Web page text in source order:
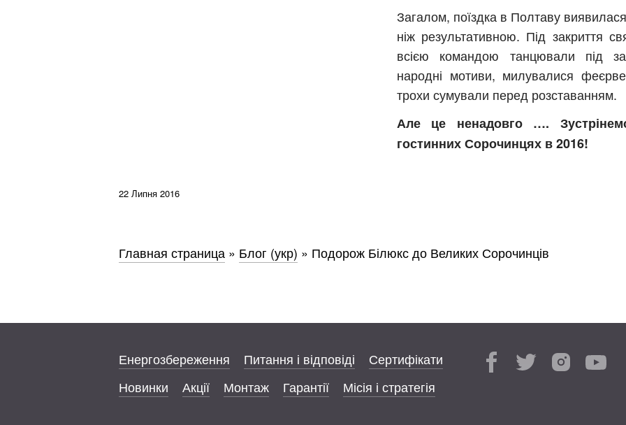
Загалом, поїздка в Полтаву
ніж результативною. Під закриття
всією командою танцювали під
народні мотиви, милувалися
трохи сумували перед розставанням.
Але це ненадовго ….
гостинних Сорочинцях в 2016!
22 Липня 2016
Главная страница » Блог (укр) » Подорож Білюкс до Великих Сорочинців
Енергозбереження Питання і відповіді
Сертифікати
Новинки
Акції Монтаж Гарантії Місія і стратегія